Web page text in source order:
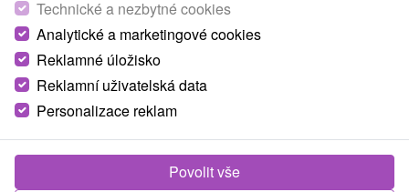
Apartmány Alexander Vrbov Vlková
Technické a nezbytné cookies
Analytické a marketingové cookies
Reklamné úložisko
Reklamní uživatelská data
Personalizace reklam
Povolit vše